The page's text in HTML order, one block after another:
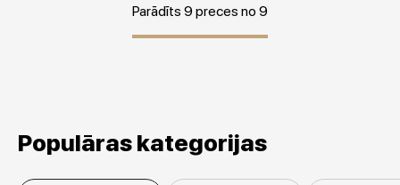
Parādīts 9 preces no 9
Populāras kategorijas